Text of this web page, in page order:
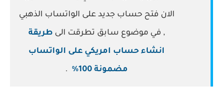
الان فتح حساب جديد على الواتساب الذهبي
, في موضوع سابق تطرقت الى طريقة
انشاء حساب امريكي على الواتساب
مضمونة 100% .